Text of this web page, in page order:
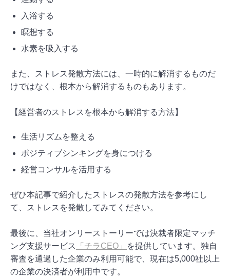
入浴する
瞑想する
水素を吸入する
また、ストレス発散方法には、一時的に解消するものだ
けではなく、根本から解消するものもあります。
【経営者のストレスを根本から解消する方法】
生活リズムを整える
ポジティブシンキングを身につける
経営コンサルを活用する
ぜひ本記事で紹介したストレスの発散方法を参考にし
て、ストレスを発散してみてください。
最後に、当社オンリーストーリーでは決裁者限定マッチ
ング支援サービス
「チラCEO」
を提供しています。独自
審査を通過した企業のみ利用可能で、現在は5,000社以上
の企業の決済者が利用中です。